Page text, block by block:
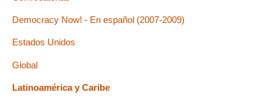
Democracy Now! - En español (2007-2009)
Estados Unidos
Global
Latinoamérica y Caribe